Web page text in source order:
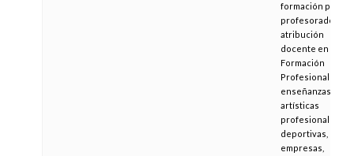
formación para el
profesorado con
atribución
docente en
Formación
Profesional y de
enseñanzas
artísticas
profesionales y
deportivas, en
empresas,